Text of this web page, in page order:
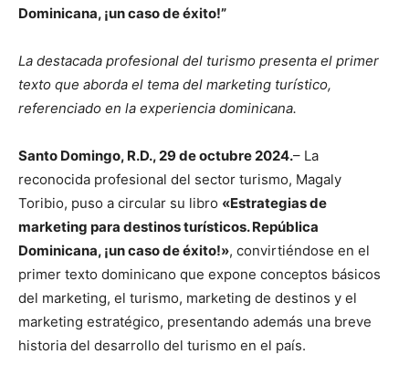
Dominicana, ¡un caso de éxito!”
La destacada profesional del turismo presenta el primer
texto que aborda el tema del marketing turístico,
referenciado en la experiencia dominicana.
Santo Domingo, R.D., 29 de octubre 2024.– La
reconocida profesional del sector turismo, Magaly
Toribio, puso a circular su libro «Estrategias de
marketing para destinos turísticos. República
Dominicana, ¡un caso de éxito!», convirtiéndose en el
primer texto dominicano que expone conceptos básicos
del marketing, el turismo, marketing de destinos y el
marketing estratégico, presentando además una breve
historia del desarrollo del turismo en el país.